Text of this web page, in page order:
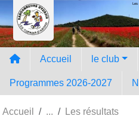
Les
Accueil le club
Programmes 2026-2027
Accueil Les résultats
Panneau de gestion des cookies